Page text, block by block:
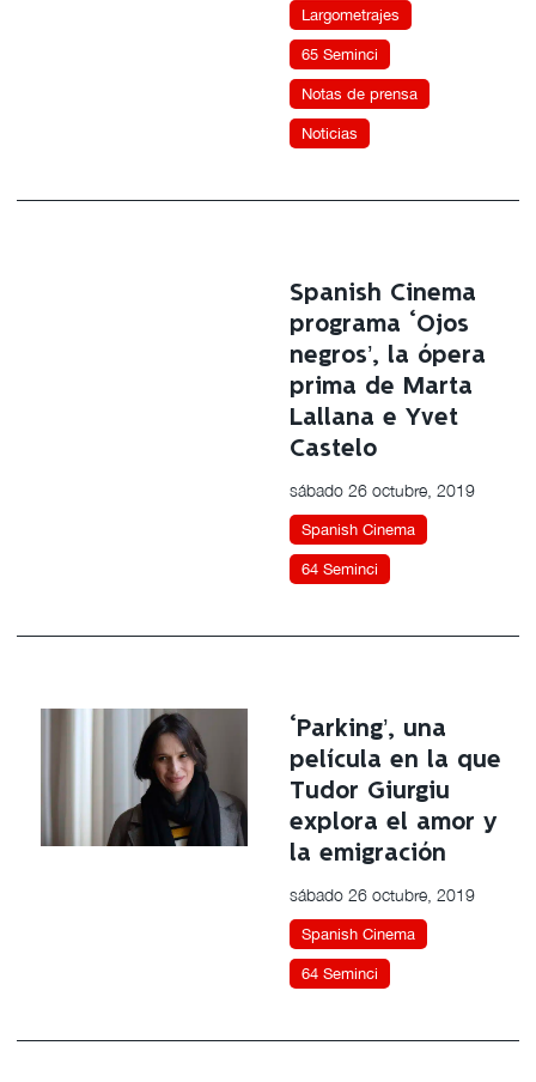
Largometrajes
65 Seminci
Notas de prensa
Noticias
Spanish Cinema
programa ‘Ojos
negros’, la ópera
prima de Marta
Lallana e Yvet
Castelo
sábado 26 octubre, 2019
Spanish Cinema
64 Seminci
‘Parking’, una
película en la que
Tudor Giurgiu
explora el amor y
la emigración
sábado 26 octubre, 2019
Spanish Cinema
64 Seminci